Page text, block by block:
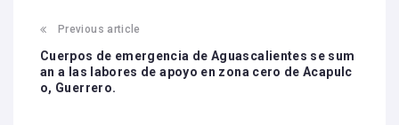
Previous article
Cuerpos de emergencia de Aguascalientes se sum
an a las labores de apoyo en zona cero de Acapulc
o, Guerrero.